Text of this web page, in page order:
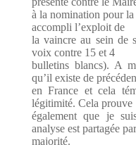
à la nomination pour
accompli l’exploit de
la vaincre au sein de
voix contre 15 et 4
bulletins blancs). A
qu’il existe de
en France et cela
légitimité. Cela prouve
également que je
analyse est partagée
majorité.